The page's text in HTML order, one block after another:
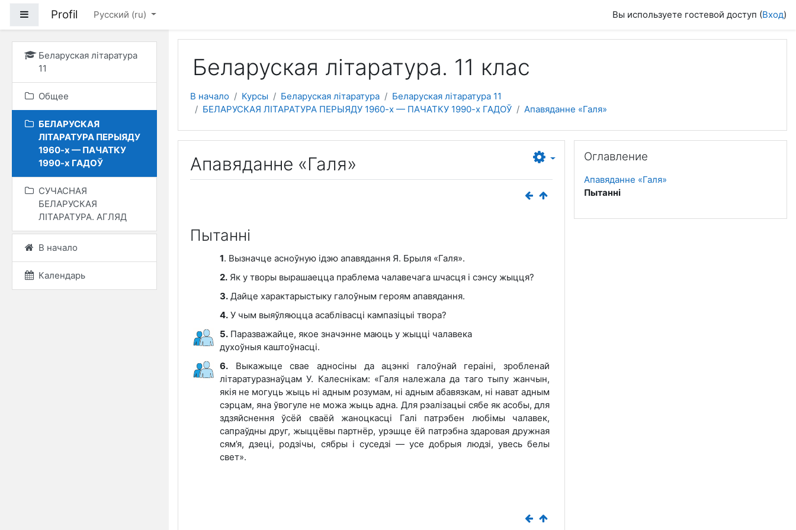
Боковая панель
Profil Русский ‎(ru)‎ Вы используете гостевой доступ (Вход)
Беларуская літаратура
11
Общее
БЕЛАРУСКАЯ
ЛІТАРАТУРА ПЕРЫЯДУ
1960-х — ПАЧАТКУ
1990-х ГАДОЎ
СУЧАСНАЯ
БЕЛАРУСКАЯ
ЛІТАРАТУРА. АГЛЯД
В начало
Календарь
Беларуская літаратура. 11 клас
В начало Курсы Беларуская літаратура
Беларуская літаратура 11
БЕЛАРУСКАЯ ЛІТАРАТУРА ПЕРЫЯДУ 1960-х — ПАЧАТКУ 1990-х ГАДОЎ
Апавяданне «Галя»
Апавяданне «Галя»
Пытаннi
1. Вызначце асноўную ідэю апавядання Я. Брыля «Галя».
2. Як у творы вырашаецца праблема чалавечага шчасця і сэнсу жыцця?
3. Дайце характарыстыку галоўным героям апавядання.
4. У чым выяўляюцца асаблівасці кампазіцыі твора?
5. Паразважайце, якое значэнне маюць у жыцці чалавека
духоўныя каштоўнасці.
6. Выкажыце свае адносіны да ацэнкі галоўнай гераіні, зробленай
літаратуразнаўцам У. Калеснікам: «Галя належала да таго тыпу жанчын,
якія не могуць жыць ні адным розумам, ні адным абавязкам, ні нават адным
сэрцам, яна ўвогуле не можа жыць адна. Для рэалізацыі сябе як асобы, для
здзяйснення ўсёй сваёй жаноцкасці Галі патрэбен любімы чалавек,
сапраўдны друг, жыццёвы партнёр, урэшце ёй патрэбна здаровая дружная
сям’я, дзеці, родзічы, сябры і суседзі — усе добрыя людзі, увесь белы
свет».
Оглавление
Апавяданне «Галя»
Пытаннi